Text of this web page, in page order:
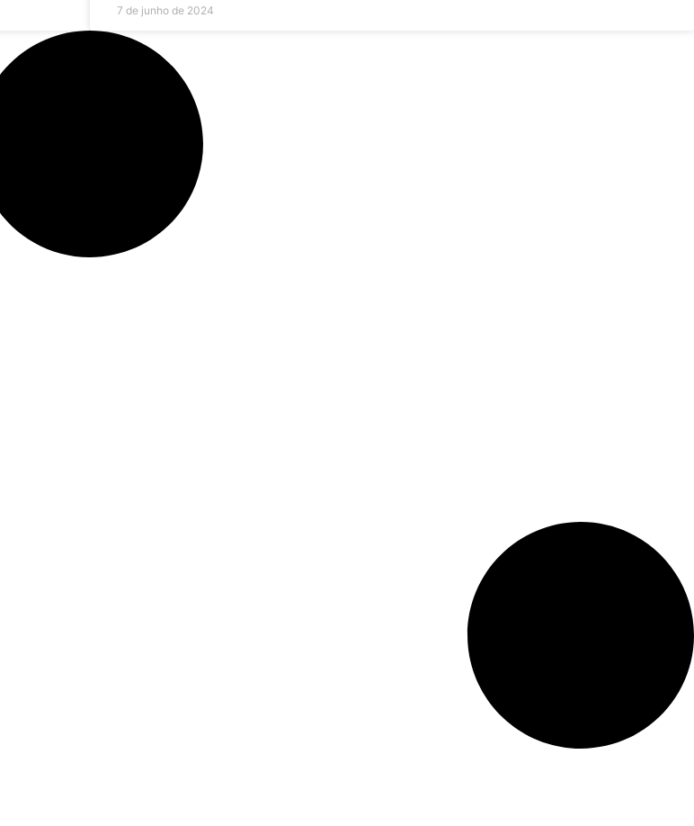
7 de junho de 2024